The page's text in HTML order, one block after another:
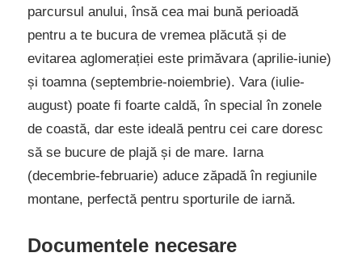
parcursul anului, însă cea mai bună perioadă
pentru a te bucura de vremea plăcută și de
evitarea aglomerației este primăvara (aprilie-iunie)
și toamna (septembrie-noiembrie). Vara (iulie-
august) poate fi foarte caldă, în special în zonele
de coastă, dar este ideală pentru cei care doresc
să se bucure de plajă și de mare. Iarna
(decembrie-februarie) aduce zăpadă în regiunile
montane, perfectă pentru sporturile de iarnă.
Documentele necesare